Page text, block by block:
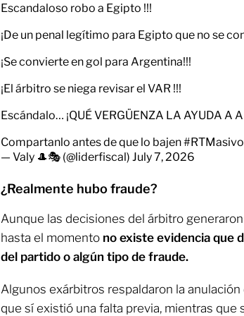
Escandaloso robo a Egipto !!!
¡De un penal legítimo para Egipto que no se
¡Se convierte en gol para Argentina!!!
¡El árbitro se niega revisar el VAR !!!
Escándalo… ¡QUÉ VERGÜENZA LA AYUDA A
Compartanlo antes de que lo bajen#RTMasivo
— Valy 🎩🎭 (@liderfiscal) July 7, 2026
¿Realmente hubo fraude?
Aunque las decisiones del árbitro
hasta el momento no existe evidencia que
del partido o algún tipo de fraude.
Algunos exárbitros respaldaron la
que sí existió una falta previa, mientras que